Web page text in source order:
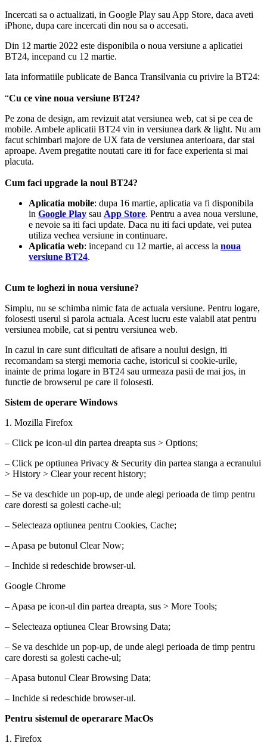
Incercati sa o actualizati, in Google Play sau App Store, daca aveti
iPhone, dupa care incercati din nou sa o accesati.
Din 12 martie 2022 este disponibila o noua versiune a aplicatiei
BT24, incepand cu 12 martie.
Iata informatiile publicate de Banca Transilvania cu privire la BT24:
“Cu ce vine noua versiune BT24?
Pe zona de design, am revizuit atat versiunea web, cat si pe cea de
mobile. Ambele aplicatii BT24 vin in versiunea dark & light. Nu am
facut schimbari majore de UX fata de versiunea anterioara, dar stai
aproape. Avem pregatite noutati care iti for face experienta si mai
placuta.
Cum faci upgrade la noul BT24?
Aplicatia mobile: dupa 16 martie, aplicatia va fi disponibila
in Google Play sau App Store. Pentru a avea noua versiune,
e nevoie sa iti faci update. Daca nu iti faci update, vei putea
utiliza vechea versiune in continuare.
Aplicatia web: incepand cu 12 martie, ai access la noua
versiune BT24.
Cum te loghezi in noua versiune?
Simplu, nu se schimba nimic fata de actuala versiune. Pentru logare,
folosesti userul si parola actuala. Acest lucru este valabil atat pentru
versiunea mobile, cat si pentru versiunea web.
In cazul in care sunt dificultati de afisare a noului design, iti
recomandam sa stergi memoria cache, istoricul si cookie-urile,
inainte de prima logare in BT24 sau urmeaza pasii de mai jos, in
functie de browserul pe care il folosesti.
Sistem de operare Windows
1. Mozilla Firefox
– Click pe icon-ul din partea dreapta sus > Options;
– Click pe optiunea Privacy & Security din partea stanga a ecranului
> History > Clear your recent history;
– Se va deschide un pop-up, de unde alegi perioada de timp pentru
care doresti sa golesti cache-ul;
– Selecteaza optiunea pentru Cookies, Cache;
– Apasa pe butonul Clear Now;
– Inchide si redeschide browser-ul.
Google Chrome
– Apasa pe icon-ul din partea dreapta, sus > More Tools;
– Selecteaza optiunea Clear Browsing Data;
– Se va deschide un pop-up, de unde alegi perioada de timp pentru
care doresti sa golesti cache-ul;
– Apasa butonul Clear Browsing Data;
– Inchide si redeschide browser-ul.
Pentru sistemul de operarare MacOs
1. Firefox